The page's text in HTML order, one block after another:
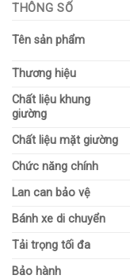
THÔNG SỐ
Tên sản phẩm
Thương hiệu
Chất liệu khung
giường
Chất liệu mặt giường
Chức năng chính
Lan can bảo vệ
Bánh xe di chuyển
Tải trọng tối đa
Bảo hành